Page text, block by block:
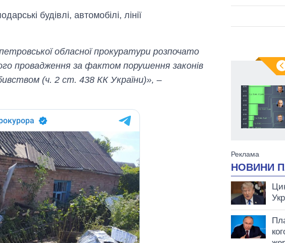
будівлі, автомобілі, лінії
обласної прокуратури розпочато
провадження за фактом порушення законів
(ч. 2 ст. 438 КК України)», –